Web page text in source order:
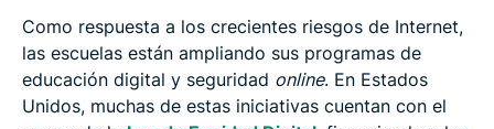
Como respuesta a los crecientes riesgos de Internet,
las escuelas están ampliando sus programas de
educación digital y seguridad online. En Estados
Unidos, muchas de estas iniciativas cuentan con el